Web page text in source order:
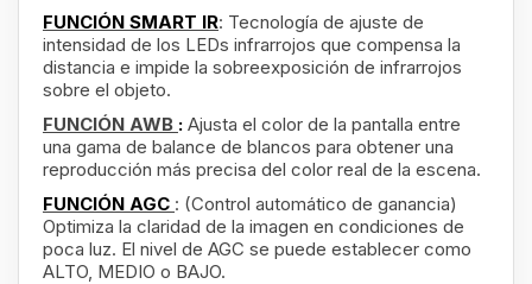
FUNCIÓN SMART IR: Tecnología de ajuste de
intensidad de los LEDs infrarrojos que compensa la
distancia e impide la sobreexposición de infrarrojos
sobre el objeto.
FUNCIÓN AWB : Ajusta el color de la pantalla entre
una gama de balance de blancos para obtener una
reproducción más precisa del color real de la escena.
FUNCIÓN AGC : (Control automático de ganancia)
Optimiza la claridad de la imagen en condiciones de
poca luz. El nivel de AGC se puede establecer como
ALTO, MEDIO o BAJO.